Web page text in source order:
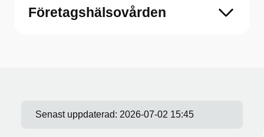
Företagshälsovården
Senast uppdaterad: 2026-07-02 15:45